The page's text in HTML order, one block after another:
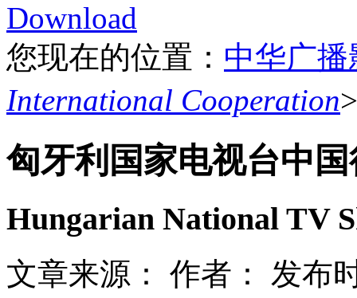
Download
您现在的位置： 中华广
International Cooperation
匈牙利国家电视台中国
Hungarian National TV
文章来源： 作者：
发布